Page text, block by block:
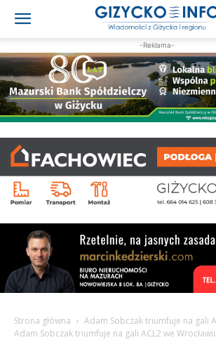
-Reklama-
Strona główna
Adam Sobczak triumfuje na gali
Adam Sobczak triumfuje na gali ACL2 we